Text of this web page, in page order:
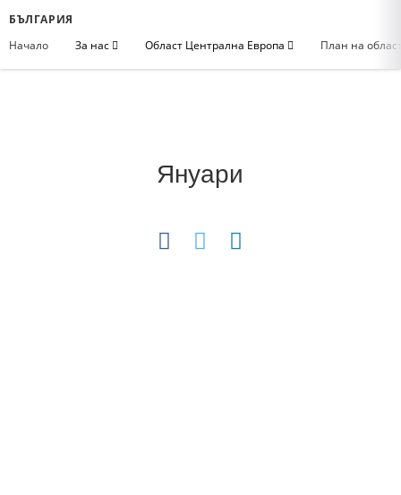
БЪЛГАРИЯ
Начало
За нас Област Централна Европа План на
Януари